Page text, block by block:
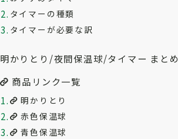
タイマーの種類
タイマーが必要な訳
明かりとり/夜間保温球/タイマー まとめ
商品リンク一覧
明かりとり
赤色保温球
青色保温球